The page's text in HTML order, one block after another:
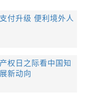
付升级 便利境外人
权日之际看中国知
新动向